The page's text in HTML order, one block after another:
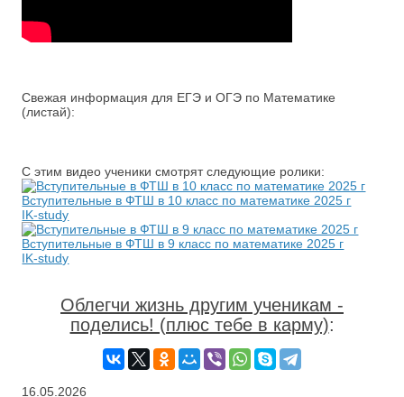
Свежая информация для ЕГЭ и ОГЭ по Математике
(листай):
С этим видео ученики смотрят следующие ролики:
Вступительные в ФТШ в 10 класс по математике 2025 г
IK-study
Вступительные в ФТШ в 9 класс по математике 2025 г
IK-study
Облегчи жизнь другим ученикам -
поделись! (плюс тебе в карму):
16.05.2026